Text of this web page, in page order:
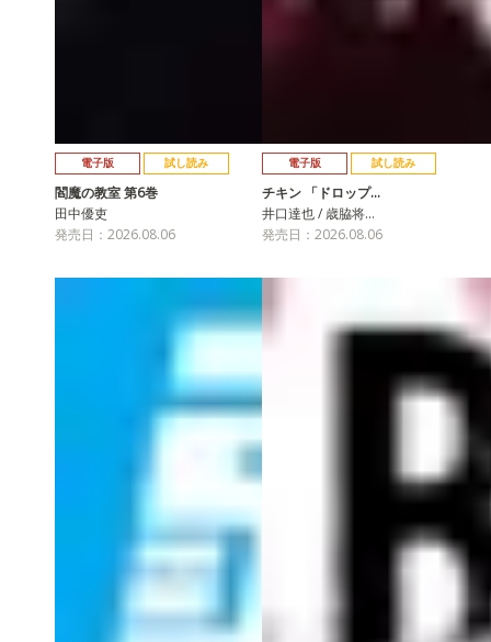
電子版 試し読み
閻魔の教室 第6巻
田中優吏
発売日：2026.08.06
電子版 試し読み
チキン 「ドロップ…
井口達也 / 歳脇将…
発売日：2026.08.06